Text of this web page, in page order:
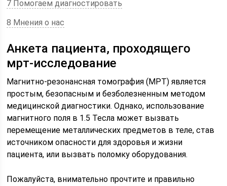
7 Помогаем диагностировать
8 Мнения о нас
Анкета пациента, проходящего
мрт-исследование
Магнитно-резонансная томография (МРТ) является
простым, безопасным и безболезненным методом
медицинской диагностики. Однако, использование
магнитного поля в 1.5 Тесла может вызвать
перемещение металлических предметов в теле, став
источником опасности для здоровья и жизни
пациента, или вызвать поломку оборудования.
Пожалуйста, внимательно прочтите и правильно